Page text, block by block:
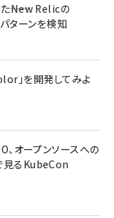
――New Relicの
ターンを検知
」を開発してみよ
、オープンソースへの
見るKubeCon